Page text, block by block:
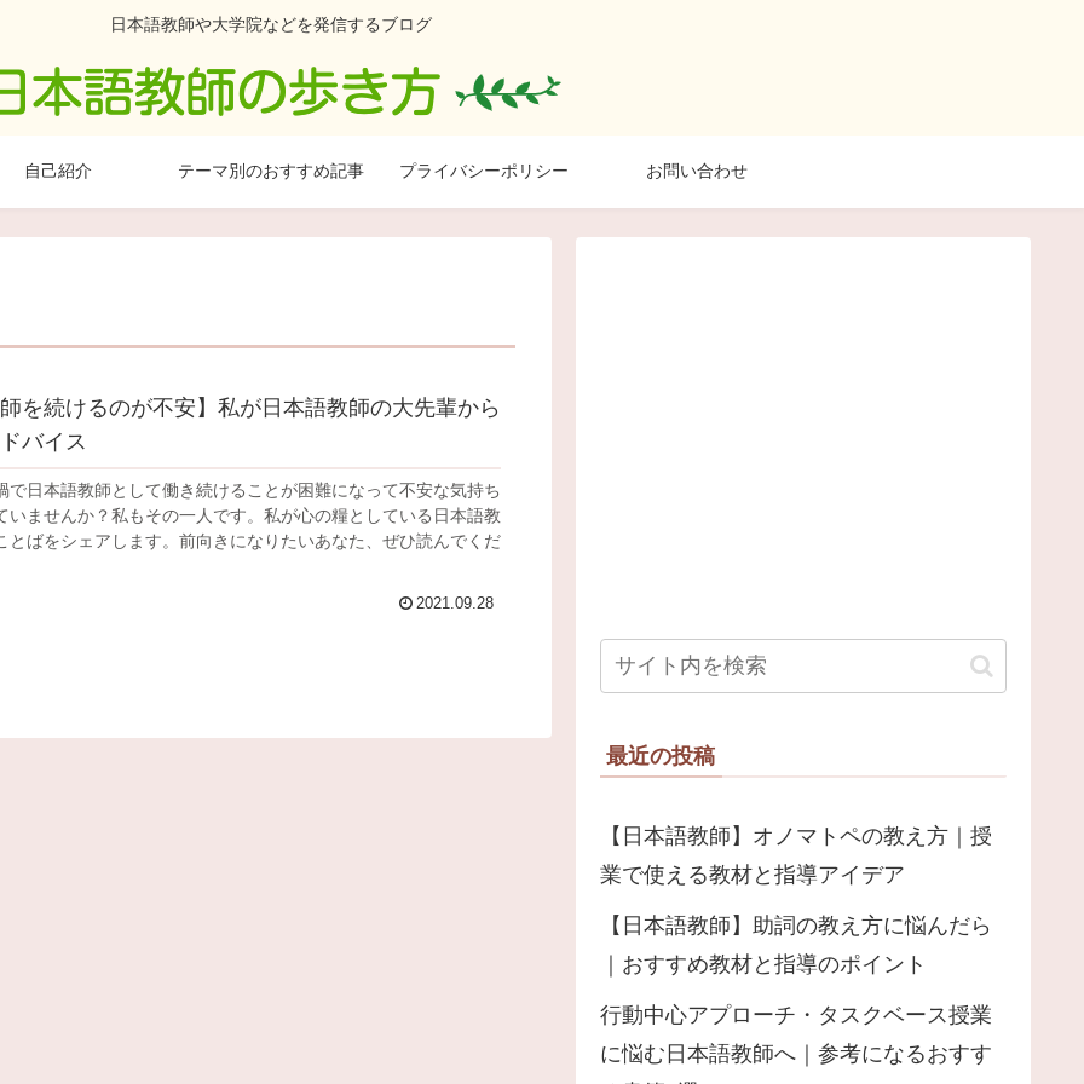
日本語教師や大学院などを発信するブログ
自己紹介 テーマ別のおすすめ記事 プライバシーポリシー お問い合わせ
を続けるのが不安】私が日本語教師の大先輩から
バイス
で日本語教師として働き続けることが困難になって不安な気持ち
いませんか？私もその一人です。私が心の糧としている日本語教
とばをシェアします。前向きになりたいあなた、ぜひ読んでくだ
2021.09.28
最近の投稿
【日本語教師】オノマトペの教え方｜授
業で使える教材と指導アイデア
【日本語教師】助詞の教え方に悩んだら
｜おすすめ教材と指導のポイント
行動中心アプローチ・タスクベース授業
に悩む日本語教師へ｜参考になるおすす